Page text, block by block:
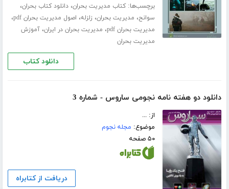
برچسب‌ها:کتاب مدیریت بحران،دانلود کتاب بحران،
سوانح، مدیریت بحران، زلزله، اصول مدیریت بحران pdf ،
مدیریت بحران pdf ، مدیریت بحران در ایران،آموزش
مدیریت بحران
دانلود کتاب
دانلود دو هفته نامه نجومی ساروس - شماره 3
از: ...
موضوع: مجله نجوم
۵۰ صفحه
دریافت از کتابراه